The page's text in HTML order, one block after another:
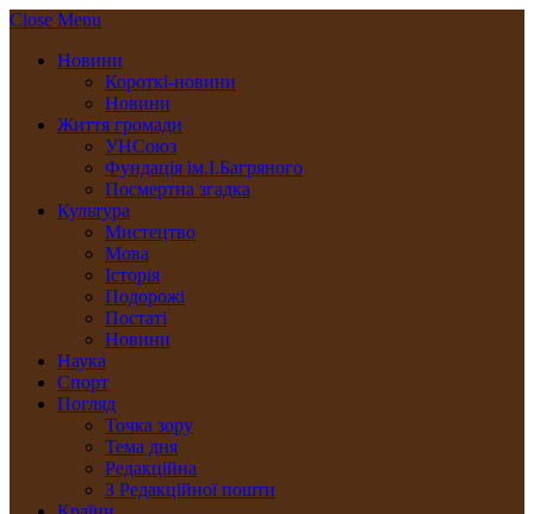
Close Menu
Новини
Короткі-новини
Новини
Життя громади
УНСоюз
Фундація ім.І.Багряного
Посмертна згадка
Культура
Мистецтво
Мова
Історія
Подорожі
Постаті
Новини
Наука
Спорт
Погляд
Точка зору
Тема дня
Редакційна
З Редакційної пошти